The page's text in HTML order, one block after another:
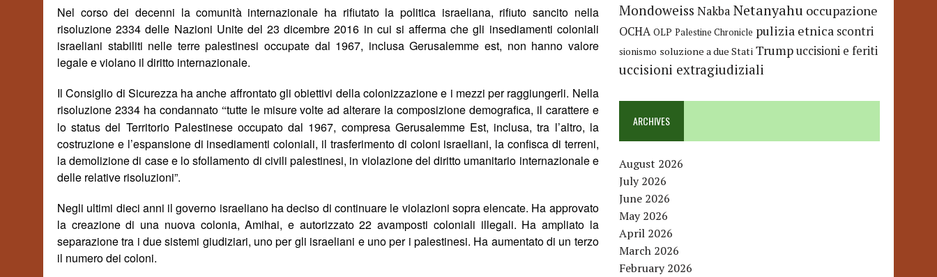
Nel corso dei decenni la comunità internazionale ha rifiutato la politica israeliana, rifiuto sancito nella
risoluzione 2334 delle Nazioni Unite del 23 dicembre 2016 in cui si afferma che gli insediamenti coloniali
israeliani stabiliti nelle terre palestinesi occupate dal 1967, inclusa Gerusalemme est, non hanno valore
legale e violano il diritto internazionale.
Il Consiglio di Sicurezza ha anche affrontato gli obiettivi della colonizzazione e i mezzi per raggiungerli. Nella
risoluzione 2334 ha condannato “tutte le misure volte ad alterare la composizione demografica, il carattere e
lo status del Territorio Palestinese occupato dal 1967, compresa Gerusalemme Est, inclusa, tra l’altro, la
costruzione e l’espansione di insediamenti coloniali, il trasferimento di coloni israeliani, la confisca di terreni,
la demolizione di case e lo sfollamento di civili palestinesi, in violazione del diritto umanitario internazionale e
delle relative risoluzioni”.
Negli ultimi dieci anni il governo israeliano ha deciso di continuare le violazioni sopra elencate. Ha approvato
la creazione di una nuova colonia, Amihai, e autorizzato 22 avamposti coloniali illegali. Ha ampliato la
separazione tra i due sistemi giudiziari, uno per gli israeliani e uno per i palestinesi. Ha aumentato di un terzo
il numero dei coloni.
Mondoweiss Nakba Netanyahu occupazione
OCHA OLP Palestine Chronicle pulizia etnica scontri
sionismo soluzione a due Stati Trumpuccisioni e feriti
uccisioni extragiudiziali
ARCHIVES
August 2026
July 2026
June 2026
May 2026
April 2026
March 2026
February 2026